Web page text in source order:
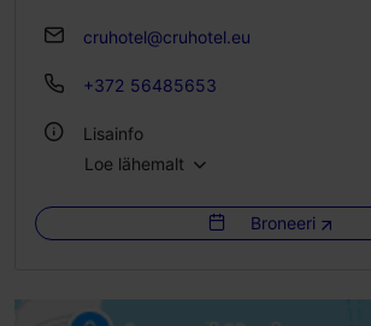
cruhotel@cruhotel.eu
+372 56485653
Lisainfo
Voodikohtade arv: 27
Loe lähemalt
Broneeri